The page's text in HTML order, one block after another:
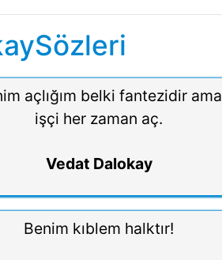
açlığım belki fantezidir ama
işçi her zaman aç.
Vedat Dalokay
Benim kıblem halktır!